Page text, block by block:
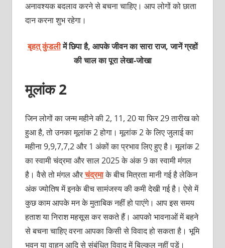
अनावश्‍यक बदलाव करने से बचना चाहिए। आप लोगों को छाता
दान करना शुभ रहेगा।
बृहत् कुंडलीमें छिपा है, आपके जीवन का सारा राज, जानें ग्रहों
की चाल का पूरालेखा-जोखा
मूलांक 2
जिन लोगों का जन्‍म महीने की 2, 11, 20 या फिर 29 तारीख को
हुआ है, तो उनका मूलांक 2 होगा। मूलांक 2 के लिए जुलाई का
महीना 9,9,7,7,2 और 1 अंकों का प्रभाव लिए हुए है। मूलांक 2
का स्‍वामी चंद्रमा और साल 2025 के अंक 9 का स्‍वामी मंगल
है। वैसे तो मंगल औरचंद्रमाके बीच मित्रता मानी गई है लेकिन
अंक ज्‍योतिष में इनके बीच सामंजस्‍य की कमी देखी गई है। ऐसे में
कुछ काम आपके मन के मुताबिक नहीं हो पाएंगे। आप इस समय
हताश या निराश महसूस कर सकते हैं। आपको भावनाओं में बहने
से बचना चाहिए वरना आपका किसी से विवाद हो सकता है। भूमि
भवन या वाहन आदि से संबंधित विवाद में बिल्कुल नहीं पड़ें।